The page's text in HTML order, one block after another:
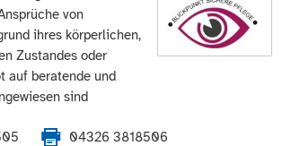
von
ihres körperlichen,
Zustandes oder
auf beratende und
sind
04326 3818506